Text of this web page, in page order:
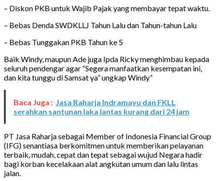
– Diskon PKB untuk Wajib Pajak yang membayar tepat waktu.
– Bebas Denda SWDKLLJ Tahun Lalu dan Tahun-tahun Lalu
– Bebas Tunggakan PKB Tahun ke 5
Baik Windy, maupun Ade juga Ipda Ricky menghimbau kepada
seluruh pendengar agar “Segera manfaatkan kesempatan ini,
dan kita tunggu di Samsat ya” ungkap Windy”
Baca Juga : Jasa Raharja Indramayu dan FKLL
serahkan santunan laka lantas kurang dari 24 jam
PT Jasa Raharja sebagai Member of Indonesia Financial Group
(IFG) senantiasa berkomitmen untuk memberikan pelayanan
terbaik, mudah, cepat dan tepat sebagai wujud Negara hadir
bagi korban kecelakaan alat angkutan umum dan lalu lintas
jalan.